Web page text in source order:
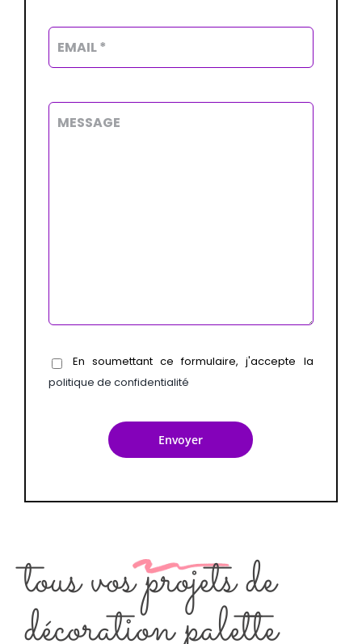
En soumettant ce formulaire, j'accepte la
politique de confidentialité
tous vos projets de